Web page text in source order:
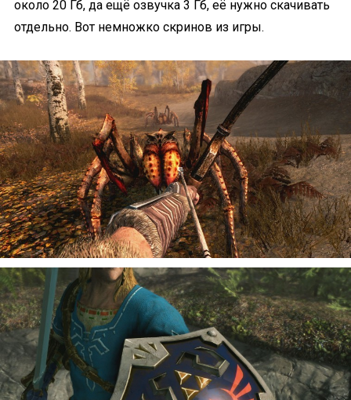
около 20 Гб, да ещё озвучка 3 Гб, её нужно скачивать
отдельно. Вот немножко скринов из игры.